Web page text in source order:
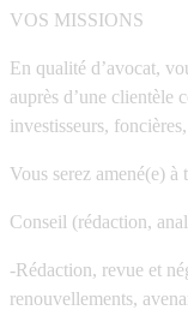
VOS MISSIONS
En qualité d’avocat,
auprès d’une clientèle
investisseurs,
Vous serez amené(e) à
Conseil (rédaction,
-Rédaction, revue et
renouvellements,